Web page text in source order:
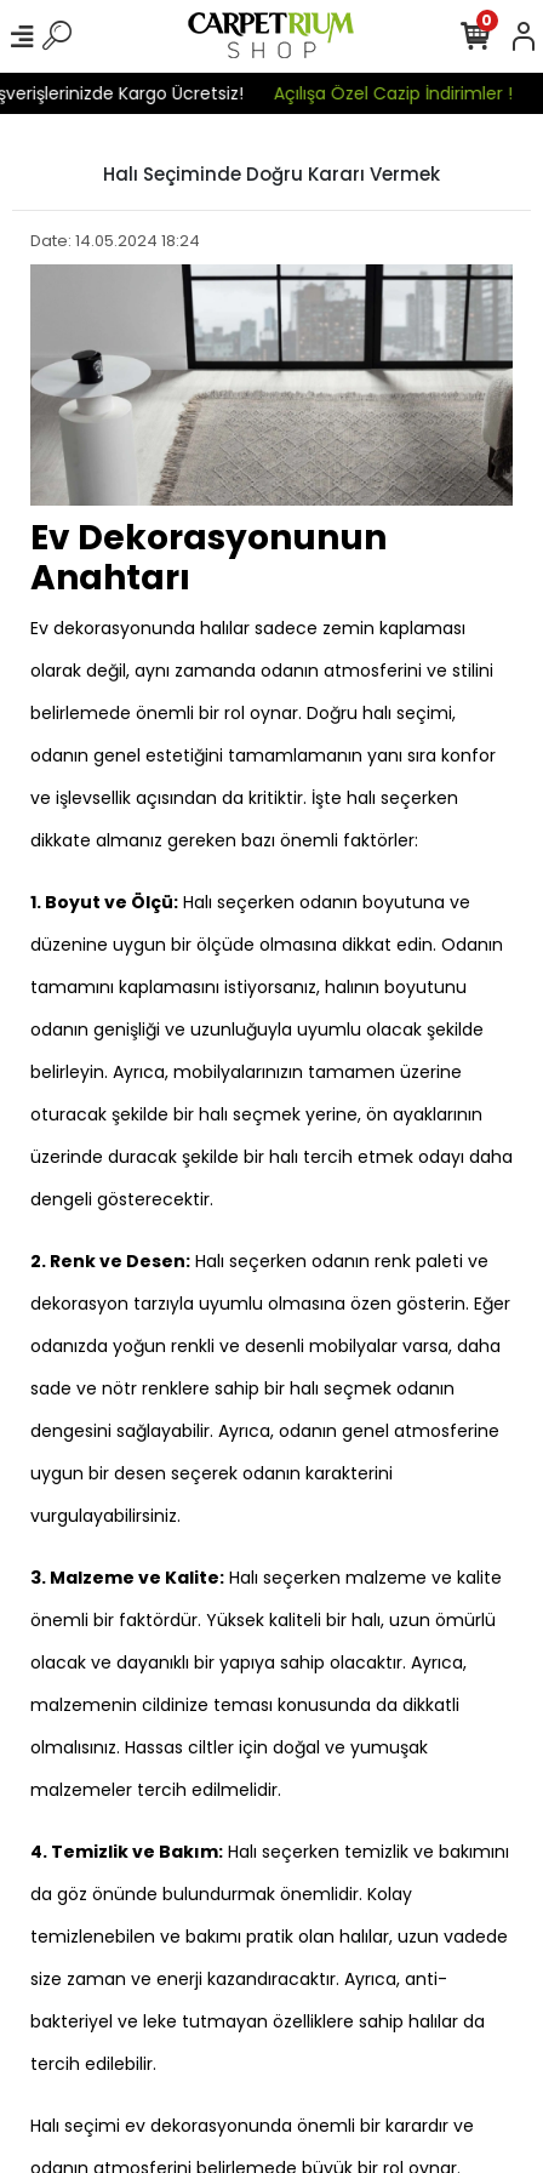
Kargo Ücretsiz! Açılışa Özel Cazip İndirimler !
0
Halı Seçiminde Doğru Kararı Vermek
Date: 14.05.2024 18:24
Ev Dekorasyonunun
Anahtarı
Ev dekorasyonunda halılar sadece zemin kaplaması
olarak değil, aynı zamanda odanın atmosferini ve stilini
belirlemede önemli bir rol oynar. Doğru halı seçimi,
odanın genel estetiğini tamamlamanın yanı sıra konfor
ve işlevsellik açısından da kritiktir. İşte halı seçerken
dikkate almanız gereken bazı önemli faktörler:
1. Boyut ve Ölçü: Halı seçerken odanın boyutuna ve
düzenine uygun bir ölçüde olmasına dikkat edin. Odanın
tamamını kaplamasını istiyorsanız, halının boyutunu
odanın genişliği ve uzunluğuyla uyumlu olacak şekilde
belirleyin. Ayrıca, mobilyalarınızın tamamen üzerine
oturacak şekilde bir halı seçmek yerine, ön ayaklarının
üzerinde duracak şekilde bir halı tercih etmek odayı daha
dengeli gösterecektir.
2. Renk ve Desen: Halı seçerken odanın renk paleti ve
dekorasyon tarzıyla uyumlu olmasına özen gösterin. Eğer
odanızda yoğun renkli ve desenli mobilyalar varsa, daha
sade ve nötr renklere sahip bir halı seçmek odanın
dengesini sağlayabilir. Ayrıca, odanın genel atmosferine
uygun bir desen seçerek odanın karakterini
vurgulayabilirsiniz.
3. Malzeme ve Kalite: Halı seçerken malzeme ve kalite
önemli bir faktördür. Yüksek kaliteli bir halı, uzun ömürlü
olacak ve dayanıklı bir yapıya sahip olacaktır. Ayrıca,
malzemenin cildinize teması konusunda da dikkatli
olmalısınız. Hassas ciltler için doğal ve yumuşak
malzemeler tercih edilmelidir.
4. Temizlik ve Bakım: Halı seçerken temizlik ve bakımını
da göz önünde bulundurmak önemlidir. Kolay
temizlenebilen ve bakımı pratik olan halılar, uzun vadede
size zaman ve enerji kazandıracaktır. Ayrıca, anti-
bakteriyel ve leke tutmayan özelliklere sahip halılar da
tercih edilebilir.
Halı seçimi ev dekorasyonunda önemli bir karardır ve
odanın atmosferini belirlemede büyük bir rol oynar.